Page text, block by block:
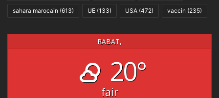
sahara marocain (613) UE (133) USA (472) vaccin (235)
RABAT,
20°
fair